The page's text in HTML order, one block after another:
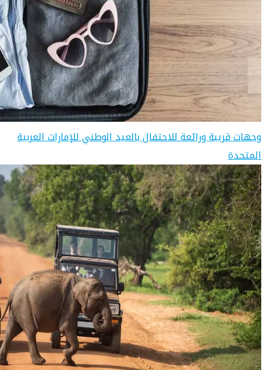
وجهات قريبة ورائعة للاحتفال بالعيد الوطني للإمارات العربية
المتحدة